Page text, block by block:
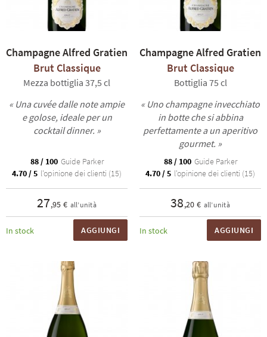
Alla degustazione si ritrova questo filo conduttore che coniuga
tensione ed espressione aromatica. Il
Brut Classique
genere. IlBrut Roséè goloso, denso, proprio quello che ci vuole
per accompagnare una buona cucina. La degustazione prosegue
con le cuvée millesimate, capolavori di precisione, dal potenziale
gioiello di complessità ed eleganza.
Champagne Alfred Gratien
Brut Classique
Mezza bottiglia 37,5 cl
« Una cuvée dalle note ampie
e golose, ideale per un
cocktail dinner. »
88 / 100 Guide Parker
4.70 / 5 l'opinione dei clienti (15)
27,95 € all’unità
In stock AGGIUNGI
Champagne Alfred Gratien
Brut Classique
Bottiglia 75 cl
« Uno champagne invecchiato
in botte che si abbina
perfettamente a un aperitivo
gourmet. »
88 / 100 Guide Parker
4.70 / 5 l'opinione dei clienti (15)
38,20 € all’unità
In stock AGGIUNGI